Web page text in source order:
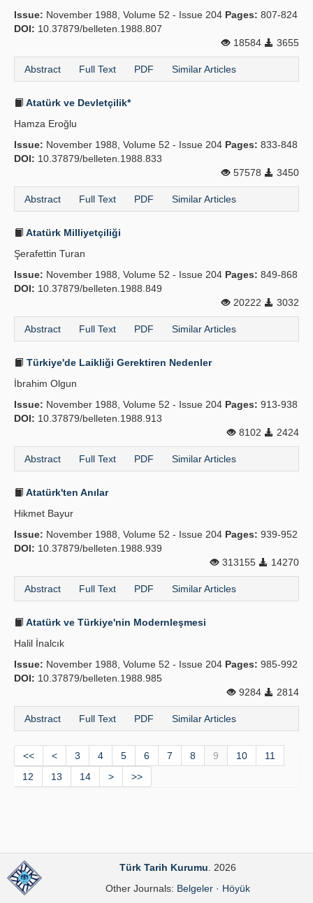
Issue: November 1988, Volume 52 - Issue 204 Pages: 807-824
DOI: 10.37879/belleten.1988.807
18584
3655
Abstract Full Text PDF Similar Articles
Atatürk ve Devletçilik*
Hamza Eroğlu
Issue: November 1988, Volume 52 - Issue 204 Pages: 833-848
DOI: 10.37879/belleten.1988.833
57578
3450
Abstract Full Text PDF Similar Articles
Atatürk Milliyetçiliği
Şerafettin Turan
Issue: November 1988, Volume 52 - Issue 204 Pages: 849-868
DOI: 10.37879/belleten.1988.849
20222
3032
Abstract Full Text PDF Similar Articles
Türkiye'de Laikliği Gerektiren Nedenler
İbrahim Olgun
Issue: November 1988, Volume 52 - Issue 204 Pages: 913-938
DOI: 10.37879/belleten.1988.913
8102
2424
Abstract Full Text PDF Similar Articles
Atatürk'ten Anılar
Hikmet Bayur
Issue: November 1988, Volume 52 - Issue 204 Pages: 939-952
DOI: 10.37879/belleten.1988.939
313155
14270
Abstract Full Text PDF Similar Articles
Atatürk ve Türkiye'nin Modernleşmesi
Halil İnalcık
Issue: November 1988, Volume 52 - Issue 204 Pages: 985-992
DOI: 10.37879/belleten.1988.985
9284
2814
Abstract Full Text PDF Similar Articles
<< < 3 4 5 6 7 8 9 10
11
12
13 14 > >>
Türk Tarih Kurumu . 2026
Other Journals: Belgeler· Höyük